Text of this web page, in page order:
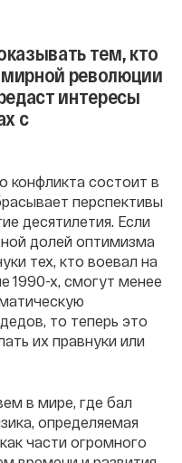
тем, кто
мирной революции
интересы
с
конфликта состоит в
перспективы
десятилетия. Если
долей оптимизма
тех, кто воевал на
1990-х, смогут менее
то теперь это
их правнуки или
в мире, где бал
определяемая
части огромного